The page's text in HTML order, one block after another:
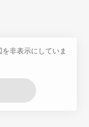
非表示にしていま